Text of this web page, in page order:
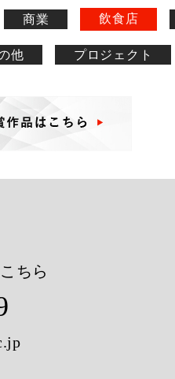
商業 飲食店
他 プロジェクト
ちら